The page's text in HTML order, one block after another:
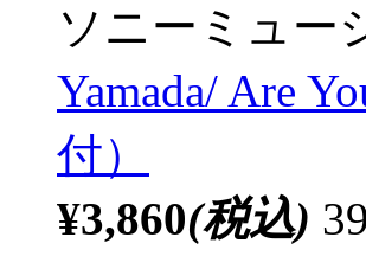
ソニーミュー
Yamada/ Are
付）
¥3,860(税込)